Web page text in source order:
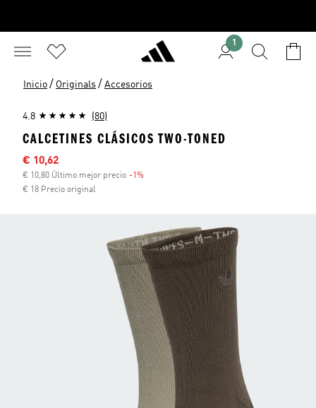
1
Inicio / Originals / Accesorios
4.8 (80)
CALCETINES CLÁSICOS TWO-TONED
Precio rebajado
€ 10,62
€ 10,80 Último mejor precio -1%
€ 18 Precio original